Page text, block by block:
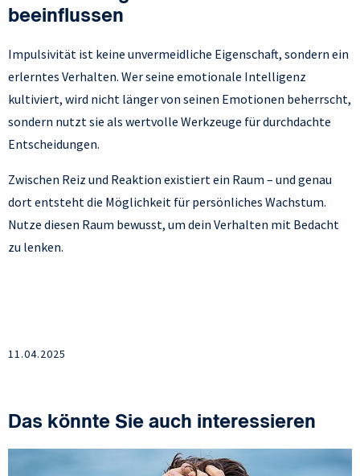
beeinflussen
Impulsivität ist keine unvermeidliche Eigenschaft, sondern ein
erlerntes Verhalten. Wer seine emotionale Intelligenz
kultiviert, wird nicht länger von seinen Emotionen beherrscht,
sondern nutzt sie als wertvolle Werkzeuge für durchdachte
Entscheidungen.
Zwischen Reiz und Reaktion existiert ein Raum – und genau
dort entsteht die Möglichkeit für persönliches Wachstum.
Nutze diesen Raum bewusst, um dein Verhalten mit Bedacht
zu lenken.
11.04.2025
Das könnte Sie auch interessieren